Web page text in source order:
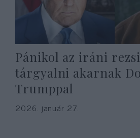
Pánikol az iráni
tárgyalni akarnak
Trumppal
2026. január 27.